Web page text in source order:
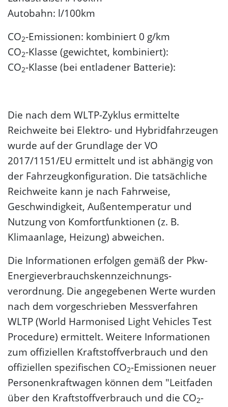
Autobahn: l/100km
CO2-Emissionen: kombiniert 0 g/km
CO2-Klasse (gewichtet, kombiniert):
CO2-Klasse (bei entladener Batterie):
Die nach dem WLTP-Zyklus ermittelte
Reichweite bei Elektro- und Hybridfahrzeugen
wurde auf der Grundlage der VO
2017/1151/EU ermittelt und ist abhängig von
der Fahrzeugkonfiguration. Die tatsächliche
Reichweite kann je nach Fahrweise,
Geschwindigkeit, Außentemperatur und
Nutzung von Komfortfunktionen (z. B.
Klimaanlage, Heizung) abweichen.
Die Informationen erfolgen gemäß der Pkw-
Energie­verbrauchs­kennzeichnungs­
verordnung. Die angegebenen Werte wurden
nach dem vorgeschrieben Messverfahren
WLTP (World Harmonised Light Vehicles Test
Procedure) ermittelt. Weitere Informationen
zum offiziellen Kraftstoffverbrauch und den
offiziellen spezifischen CO2-Emissionen neuer
Personenkraftwagen können dem "Leitfaden
über den Kraftstoffverbrauch und die CO2-